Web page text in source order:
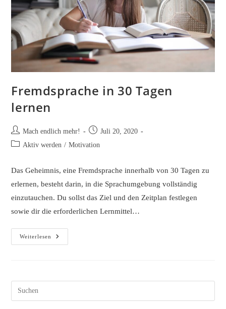
Fremdsprache in 30 Tagen
lernen
Beitrags-
Autor:
Mach endlich mehr!
Beitrag
veröffentlicht:
Juli 20, 2020
Beitrags-
Aktiv werden / Motivation
Das Geheimnis, eine Fremdsprache innerhalb von 30 Tagen zu
erlernen, besteht darin, in die Sprachumgebung vollständig
einzutauchen. Du sollst das Ziel und den Zeitplan festlegen
sowie dir die erforderlichen Lernmittel…
Weiterlesen
Fremdsprache
In